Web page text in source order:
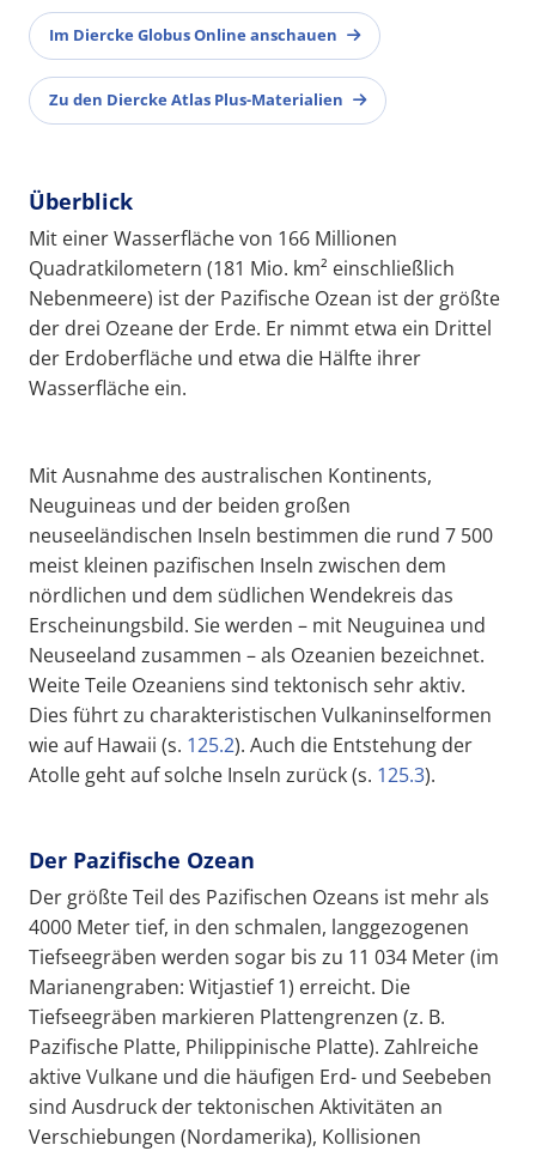
Im Diercke Globus Online anschauen
Zu den Diercke Atlas Plus-Materialien
Überblick
Mit einer Wasserfläche von 166 Millionen
Quadratkilometern (181 Mio. km² einschließlich
Nebenmeere) ist der Pazifische Ozean ist der größte
der drei Ozeane der Erde. Er nimmt etwa ein Drittel
der Erdoberfläche und etwa die Hälfte ihrer
Wasserfläche ein.
Mit Ausnahme des australischen Kontinents,
Neuguineas und der beiden großen
neuseeländischen Inseln bestimmen die rund 7 500
meist kleinen pazifischen Inseln zwischen dem
nördlichen und dem südlichen Wendekreis das
Erscheinungsbild. Sie werden – mit Neuguinea und
Neuseeland zusammen – als Ozeanien bezeichnet.
Weite Teile Ozeaniens sind tektonisch sehr aktiv.
Dies führt zu charakteristischen Vulkaninselformen
wie auf Hawaii (s. 125.2). Auch die Entstehung der
Atolle geht auf solche Inseln zurück (s. 125.3).
Der Pazifische Ozean
Der größte Teil des Pazifischen Ozeans ist mehr als
4000 Meter tief, in den schmalen, langgezogenen
Tiefseegräben werden sogar bis zu 11 034 Meter (im
Marianengraben: Witjastief 1) erreicht. Die
Tiefseegräben markieren Plattengrenzen (z. B.
Pazifische Platte, Philippinische Platte). Zahlreiche
aktive Vulkane und die häufigen Erd- und Seebeben
sind Ausdruck der tektonischen Aktivitäten an
Verschiebungen (Nordamerika), Kollisionen